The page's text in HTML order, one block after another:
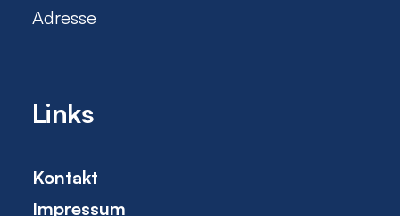
Adresse
Links
Kontakt
Impressum